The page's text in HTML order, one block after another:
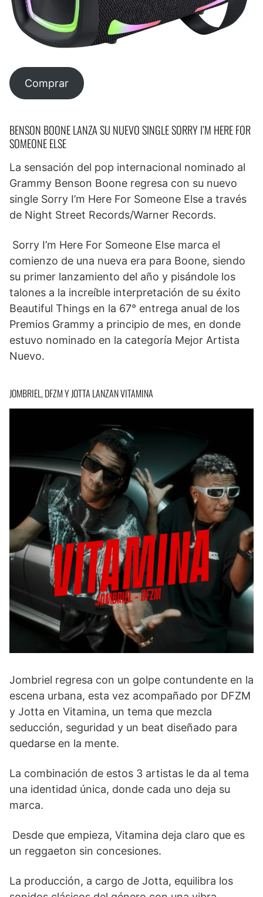
Comprar
BENSON BOONE LANZA SU NUEVO SINGLE SORRY I’M HERE FOR
SOMEONE ELSE
La sensación del pop internacional nominado al
Grammy Benson Boone regresa con su nuevo
single Sorry I’m Here For Someone Else a través
de Night Street Records/Warner Records.
Sorry I’m Here For Someone Else marca el
comienzo de una nueva era para Boone, siendo
su primer lanzamiento del año y pisándole los
talones a la increíble interpretación de su éxito
Beautiful Things en la 67° entrega anual de los
Premios Grammy a principio de mes, en donde
estuvo nominado en la categoría Mejor Artista
Nuevo.
JOMBRIEL, DFZM Y JOTTA LANZAN VITAMINA
Jombriel regresa con un golpe contundente en la
escena urbana, esta vez acompañado por DFZM
y Jotta en Vitamina, un tema que mezcla
seducción, seguridad y un beat diseñado para
quedarse en la mente.
La combinación de estos 3 artistas le da al tema
una identidad única, donde cada uno deja su
marca.
Desde que empieza, Vitamina deja claro que es
un reggaeton sin concesiones.
La producción, a cargo de Jotta, equilibra los